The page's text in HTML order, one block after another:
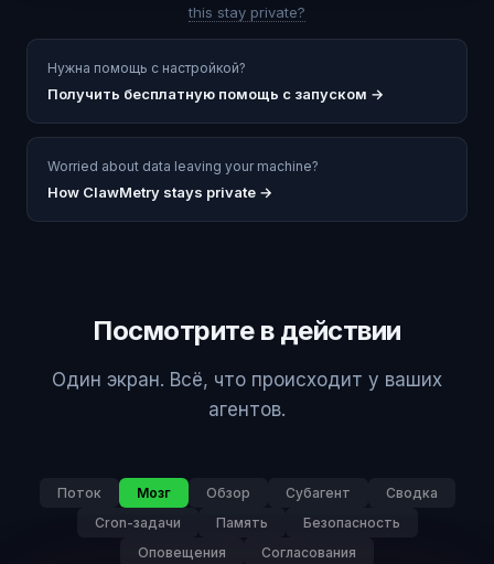
this stay private?
Нужна помощь с настройкой?
Получить бесплатную помощь с запуском →
Worried about data leaving your machine?
How ClawMetry stays private →
Посмотрите в действии
Один экран. Всё, что происходит у ваших
агентов.
Поток Мозг Обзор Субагент
Сводка
Cron-задачи
Память
Безопасность
Оповещения
Согласования